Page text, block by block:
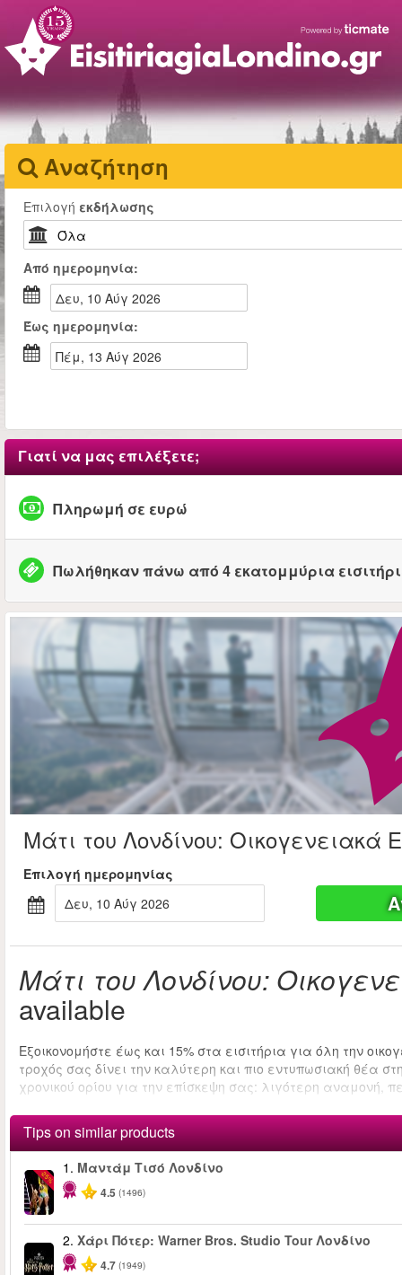
Αναζήτηση
Επιλογή εκδήλωσης
Από ημερομηνία:
Δευ, 10 Αύγ 2026
Έως ημερομηνία:
Πέμ, 13 Αύγ 2026
Γιατί να μας επιλέξετε;
Πληρωμή σε ευρώ
Πωλήθηκαν πάνω από 4 εκατομμύρια
Μάτι του Λονδίνου: Οικογενειακά
Επιλογή ημερομηνίας
Δευ, 10 Αύγ 2026
Μάτι του Λονδίνου:
available
Εξοικονομήστε έως και 15% στα εισιτήρια για όλη την
τροχός σας δίνει την καλύτερη και πιο εντυπωσιακή θέα
χρονικού ορίου για την επίσκεψη σας: λιγότερη αναμονή,
Tips on similar products
-25%
1. Μαντάμ Τισό Λονδίνο
4.5 (1496)
2. Χάρι Πότερ: Warner Bros. Studio Tour Λονδίνο
4.7 (1949)